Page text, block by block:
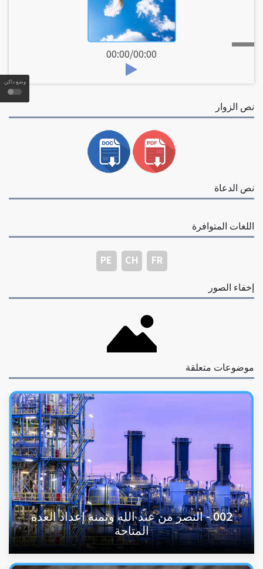
وضع داكن
00:00/00:00
نص الزوار
نص الدعاة
اللغات المتوافرة
FR
CH
PE
إخفاء الصور
موضوعات متعلقة
002 - النصر من عند الله وثمنه إعداد العدة
المتاحة